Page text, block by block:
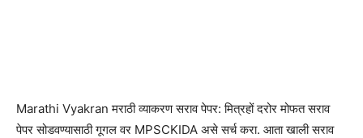
Marathi Vyakran मराठी व्याकरण सराव पेपर: मित्रहों दरोर मोफत सराव
पेपर सोडवण्यासाठी गूगल वर MPSCKIDA असे सर्च करा. आता खाली सराव